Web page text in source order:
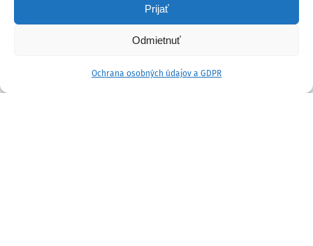
Prijať
Odmietnuť
Ochrana osobných údajov a GDPR